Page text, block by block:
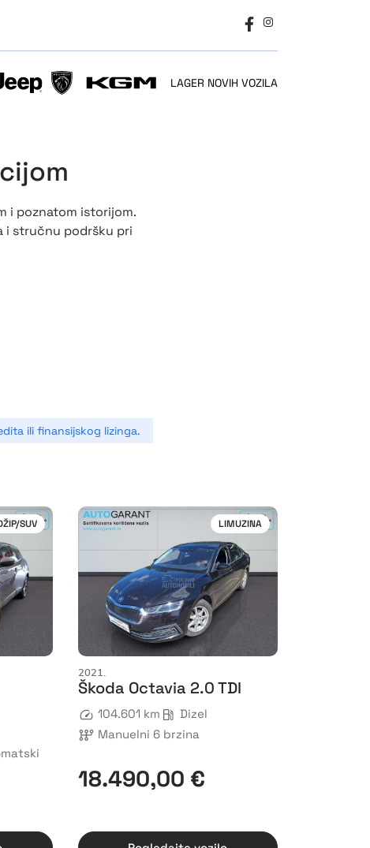
PEUGEOT
KGM LAGER NOVIH VOZILA
i poznatom istorijom.
i stručnu podršku pri
ili finansijskog lizinga.
SUV LIMUZINA
2021.
Škoda Octavia 2.0 TDI
104.601 km
Dizel
Manuelni 6 brzina
18.490,00 €